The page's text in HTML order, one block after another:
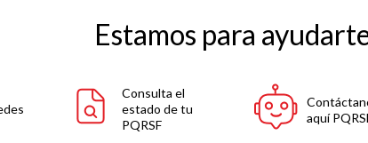
Estamos para
Consulta el
estado de tu
PQRSF
aquí